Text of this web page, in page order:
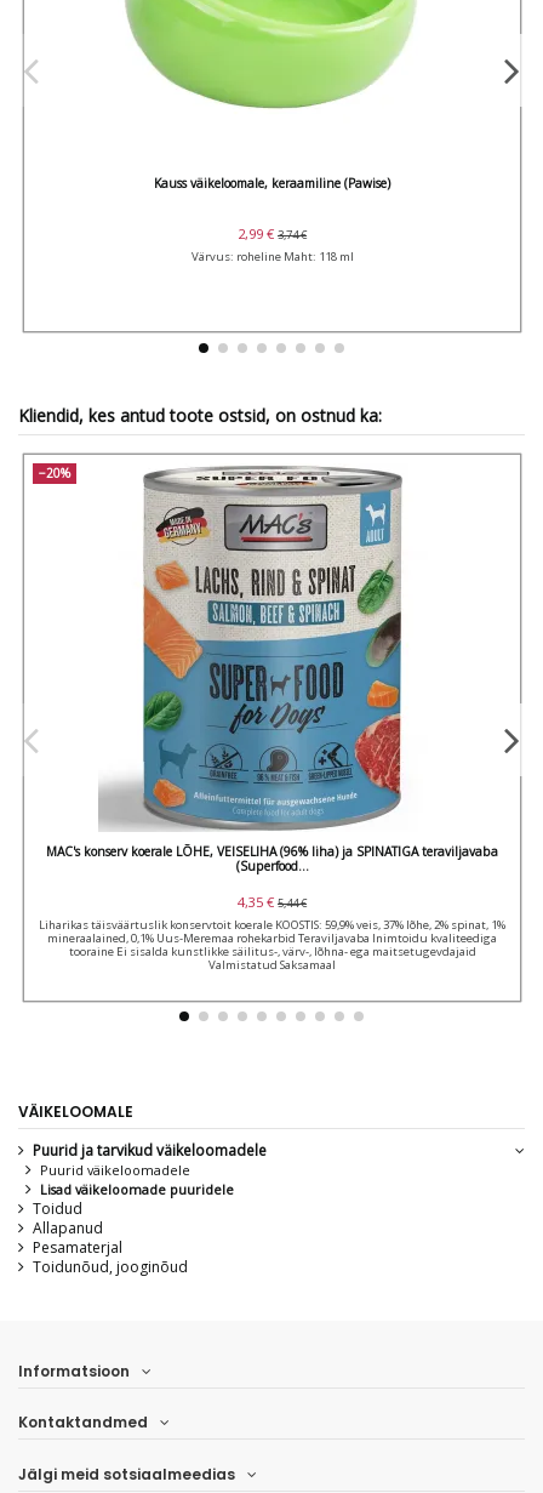
Kauss väikeloomale, keraamiline (Pawise)
2,99 € 3,74 €
Värvus: roheline Maht: 118 ml
Kliendid, kes antud toote ostsid, on ostnud ka:
−20%
MAC's konserv koerale LÕHE, VEISELIHA (96% liha) ja SPINATIGA teraviljavaba
(Superfood...
4,35 € 5,44 €
Liharikas täisväärtuslik konservtoit koerale KOOSTIS: 59,9% veis, 37% lõhe, 2% spinat, 1%
mineraalained, 0,1% Uus-Meremaa rohekarbid Teraviljavaba Inimtoidu kvaliteediga
tooraine Ei sisalda kunstlikke säilitus-, värv-, lõhna- ega maitsetugevdajaid
Valmistatud Saksamaal
VÄIKELOOMALE
Puurid ja tarvikud väikeloomadele
Puurid väikeloomadele
Lisad väikeloomade puuridele
Toidud
Allapanud
Pesamaterjal
Toidunõud, jooginõud
Informatsioon
Kontaktandmed
Jälgi meid sotsiaalmeedias